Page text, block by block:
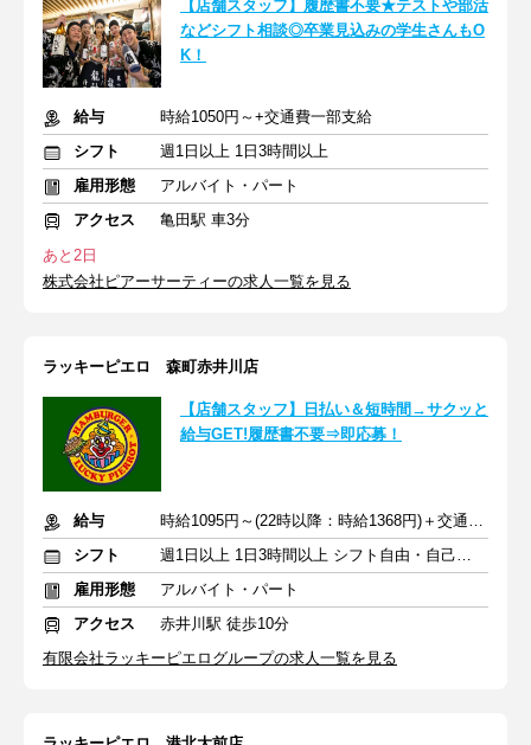
【店舗スタッフ】履歴書不要★テストや部活
などシフト相談◎卒業見込みの学生さんもO
K！
給与
時給1050円～+交通費一部支給
シフト
週1日以上 1日3時間以上
雇用形態
アルバイト・パート
アクセス
亀田駅 車3分
あと2日
株式会社ピアーサーティーの求人一覧を見る
ラッキーピエロ 森町赤井川店
【店舗スタッフ】日払い＆短時間→サクッと
給与GET!履歴書不要⇒即応募！
給与
時給1095円～(22時以降：時給1368円)＋交通費規定支給
シフト
週1日以上 1日3時間以上 シフト自由・自己申告
雇用形態
アルバイト・パート
アクセス
赤井川駅 徒歩10分
有限会社ラッキーピエログループの求人一覧を見る